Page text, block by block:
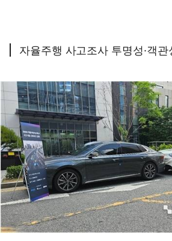
자율주행 사고조사 투명성·객관